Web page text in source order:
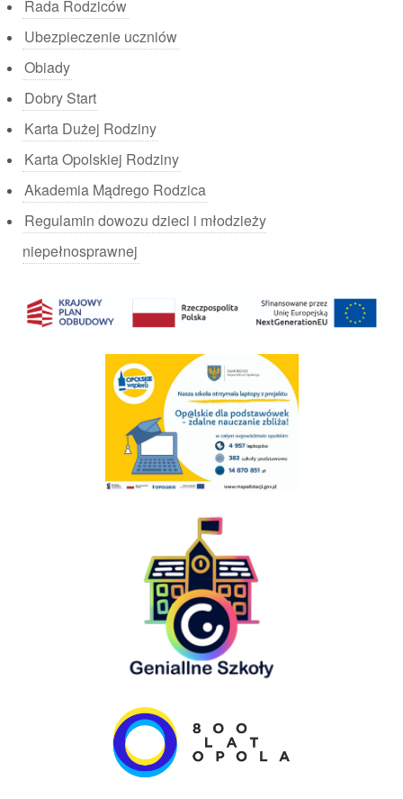
Rada Rodziców
Ubezpieczenie uczniów
Obiady
Dobry Start
Karta Dużej Rodziny
Karta Opolskiej Rodziny
Akademia Mądrego Rodzica
Regulamin dowozu dzieci i młodzieży
niepełnosprawnej